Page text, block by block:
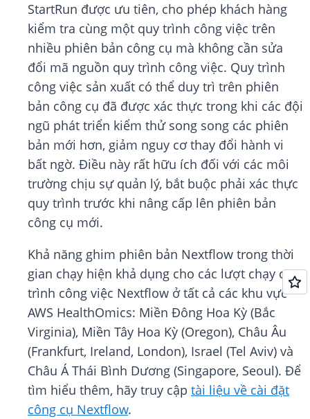
StartRun được ưu tiên, cho phép khách hàng
kiểm tra cùng một quy trình công việc trên
nhiều phiên bản công cụ mà không cần sửa
đổi mã nguồn quy trình công việc. Quy trình
công việc sản xuất có thể duy trì trên phiên
bản công cụ đã được xác thực trong khi các đội
ngũ phát triển kiểm thử song song các phiên
bản mới hơn, giảm nguy cơ thay đổi hành vi
bất ngờ. Điều này rất hữu ích đối với các môi
trường chịu sự quản lý, bắt buộc phải xác thực
quy trình trước khi nâng cấp lên phiên bản
công cụ mới.
Khả năng ghim phiên bản Nextflow trong thời
gian chạy hiện khả dụng cho các lượt chạy quy
trình công việc Nextflow ở tất cả các khu vực
AWS HealthOmics: Miền Đông Hoa Kỳ (Bắc
Virginia), Miền Tây Hoa Kỳ (Oregon), Châu Âu
(Frankfurt, Ireland, London), Israel (Tel Aviv) và
Châu Á Thái Bình Dương (Singapore, Seoul). Để
tìm hiểu thêm, hãy truy cập tài liệu về cài đặt
công cụ Nextflow.